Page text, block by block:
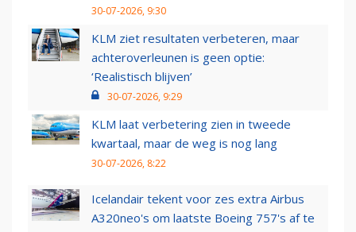
30-07-2026, 9:30
KLM ziet resultaten verbeteren, maar
achteroverleunen is geen optie:
‘Realistisch blijven’
30-07-2026, 9:29
KLM laat verbetering zien in tweede
kwartaal, maar de weg is nog lang
30-07-2026, 8:22
Icelandair tekent voor zes extra Airbus
A320neo's om laatste Boeing 757's af te